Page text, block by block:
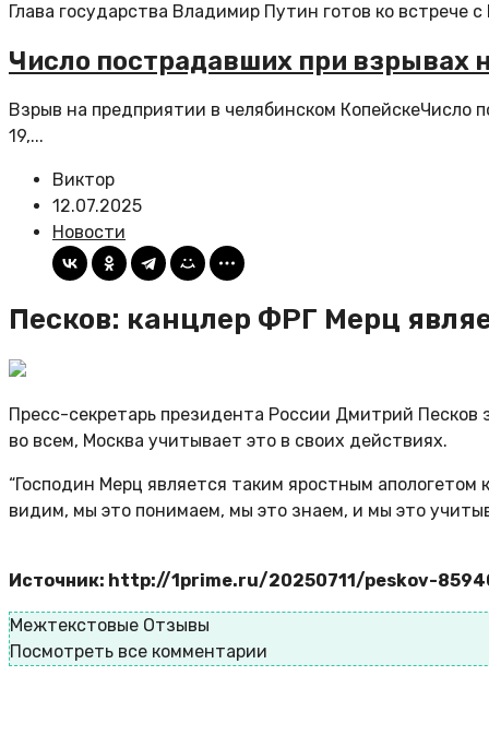
Глава государства Владимир Путин готов ко встрече
Число пострадавших при взрывах
Взрыв на предприятии в челябинском КопейскеЧисло
19,...
Виктор
12.07.2025
Новости
Песков: канцлер ФРГ Мерц
Пресс-секретарь президента России Дмитрий
во всем, Москва учитывает это в своих действиях.
“Господин Мерц является таким яростным
видим, мы это понимаем, мы это знаем, и мы это
Источник: http://1prime.ru/20250711/peskov-
Межтекстовые Отзывы
Посмотреть все комментарии